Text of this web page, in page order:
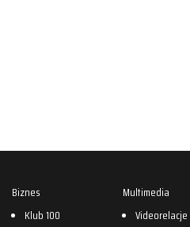
Biznes
Klub 100
Multimedia
Videorelacje